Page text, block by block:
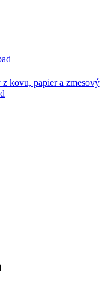
kovu, papier a zmesový